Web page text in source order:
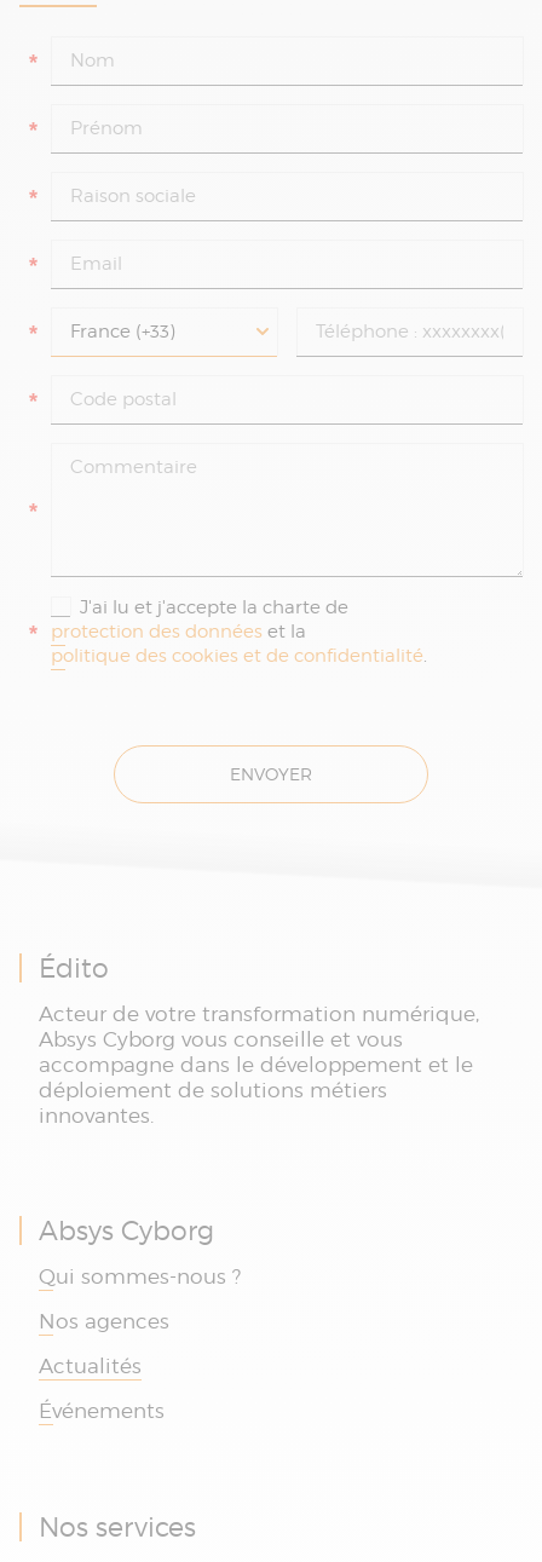
*
*
*
*
*
*
*
*
J'ai lu et j'accepte la charte de
protection des données et la
politique des cookies et de confidentialité.
ENVOYER
Édito
Acteur de votre transformation numérique,
Absys Cyborg vous conseille et vous
accompagne dans le développement et le
déploiement de solutions métiers
innovantes.
Absys Cyborg
Qui sommes-nous ?
Nos agences
Actualités
Événements
Nos services